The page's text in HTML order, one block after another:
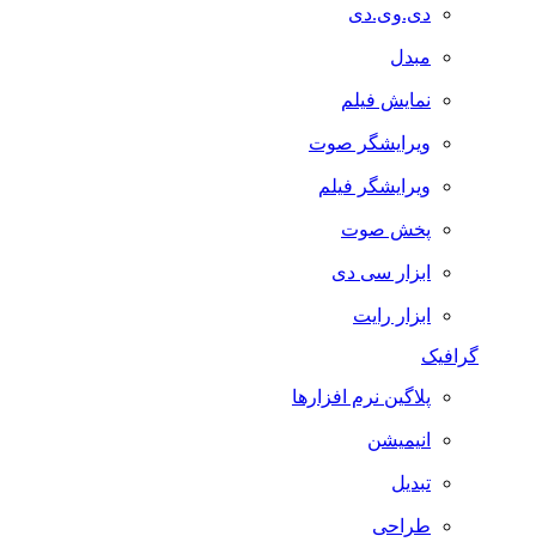
دی.وی.دی
مبدل
نمایش فیلم
ویرایشگر صوت
ویرایشگر فیلم
پخش صوت
ابزار سی دی
ابزار رایت
گرافیک
پلاگین نرم افزارها
انیمیشن
تبدیل
طراحی